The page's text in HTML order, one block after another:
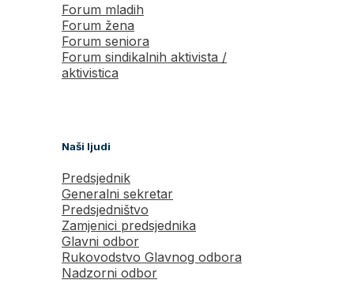
Forum mladih
Forum žena
Forum seniora
Forum sindikalnih aktivista /
aktivistica
Naši ljudi
Predsjednik
Generalni sekretar
Predsjedništvo
Zamjenici predsjednika
Glavni odbor
Rukovodstvo Glavnog odbora
Nadzorni odbor